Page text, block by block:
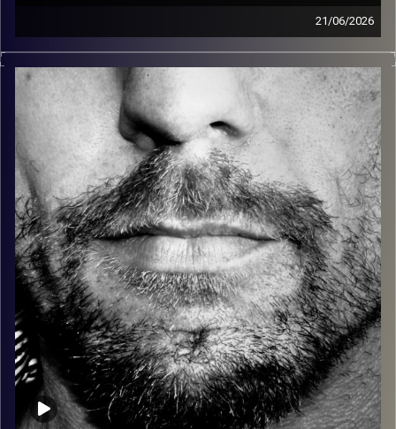
21/06/2026
זיפים, מוזיקה מחוספסת של הופעות חיות. הרבה ג'אם, רוק,
בלוז, bluegrass, ג'אז, Fאנק, פרוגרסיב ואפילו אלקטרוניקה.
כל מה שחי, אמיתי ונושם.
עם שמוליק רגב.
קרדיט תמונות: David Goehring